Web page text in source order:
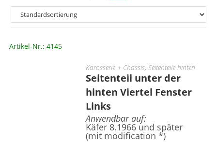
Artikel-Nr.: 4145
Karosserie + Chassis,Seitenteile hinten
Seitenteil unter der
hinten Viertel Fenster
Links
Anwendbar auf:
Käfer 8.1966 und später
(mit modification *)